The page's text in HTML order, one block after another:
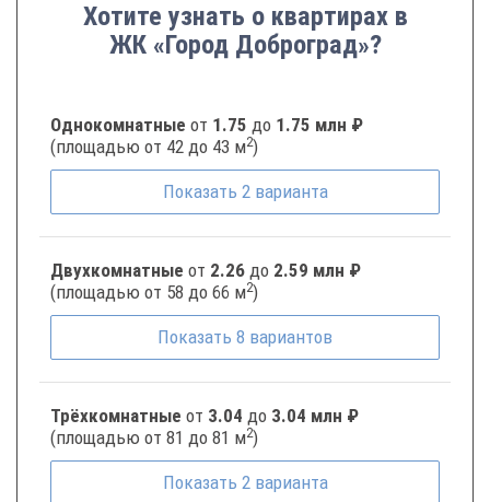
Хотите узнать о квартирах в
ЖК «Город Доброград»?
Однокомнатные от 1.75 до 1.75 млн ₽
(площадью от 42 до 43 м2)
Показать 2 варианта
Двухкомнатные от 2.26 до 2.59 млн ₽
(площадью от 58 до 66 м2)
Показать 8 вариантов
Трёхкомнатные от 3.04 до 3.04 млн ₽
(площадью от 81 до 81 м2)
Показать 2 варианта